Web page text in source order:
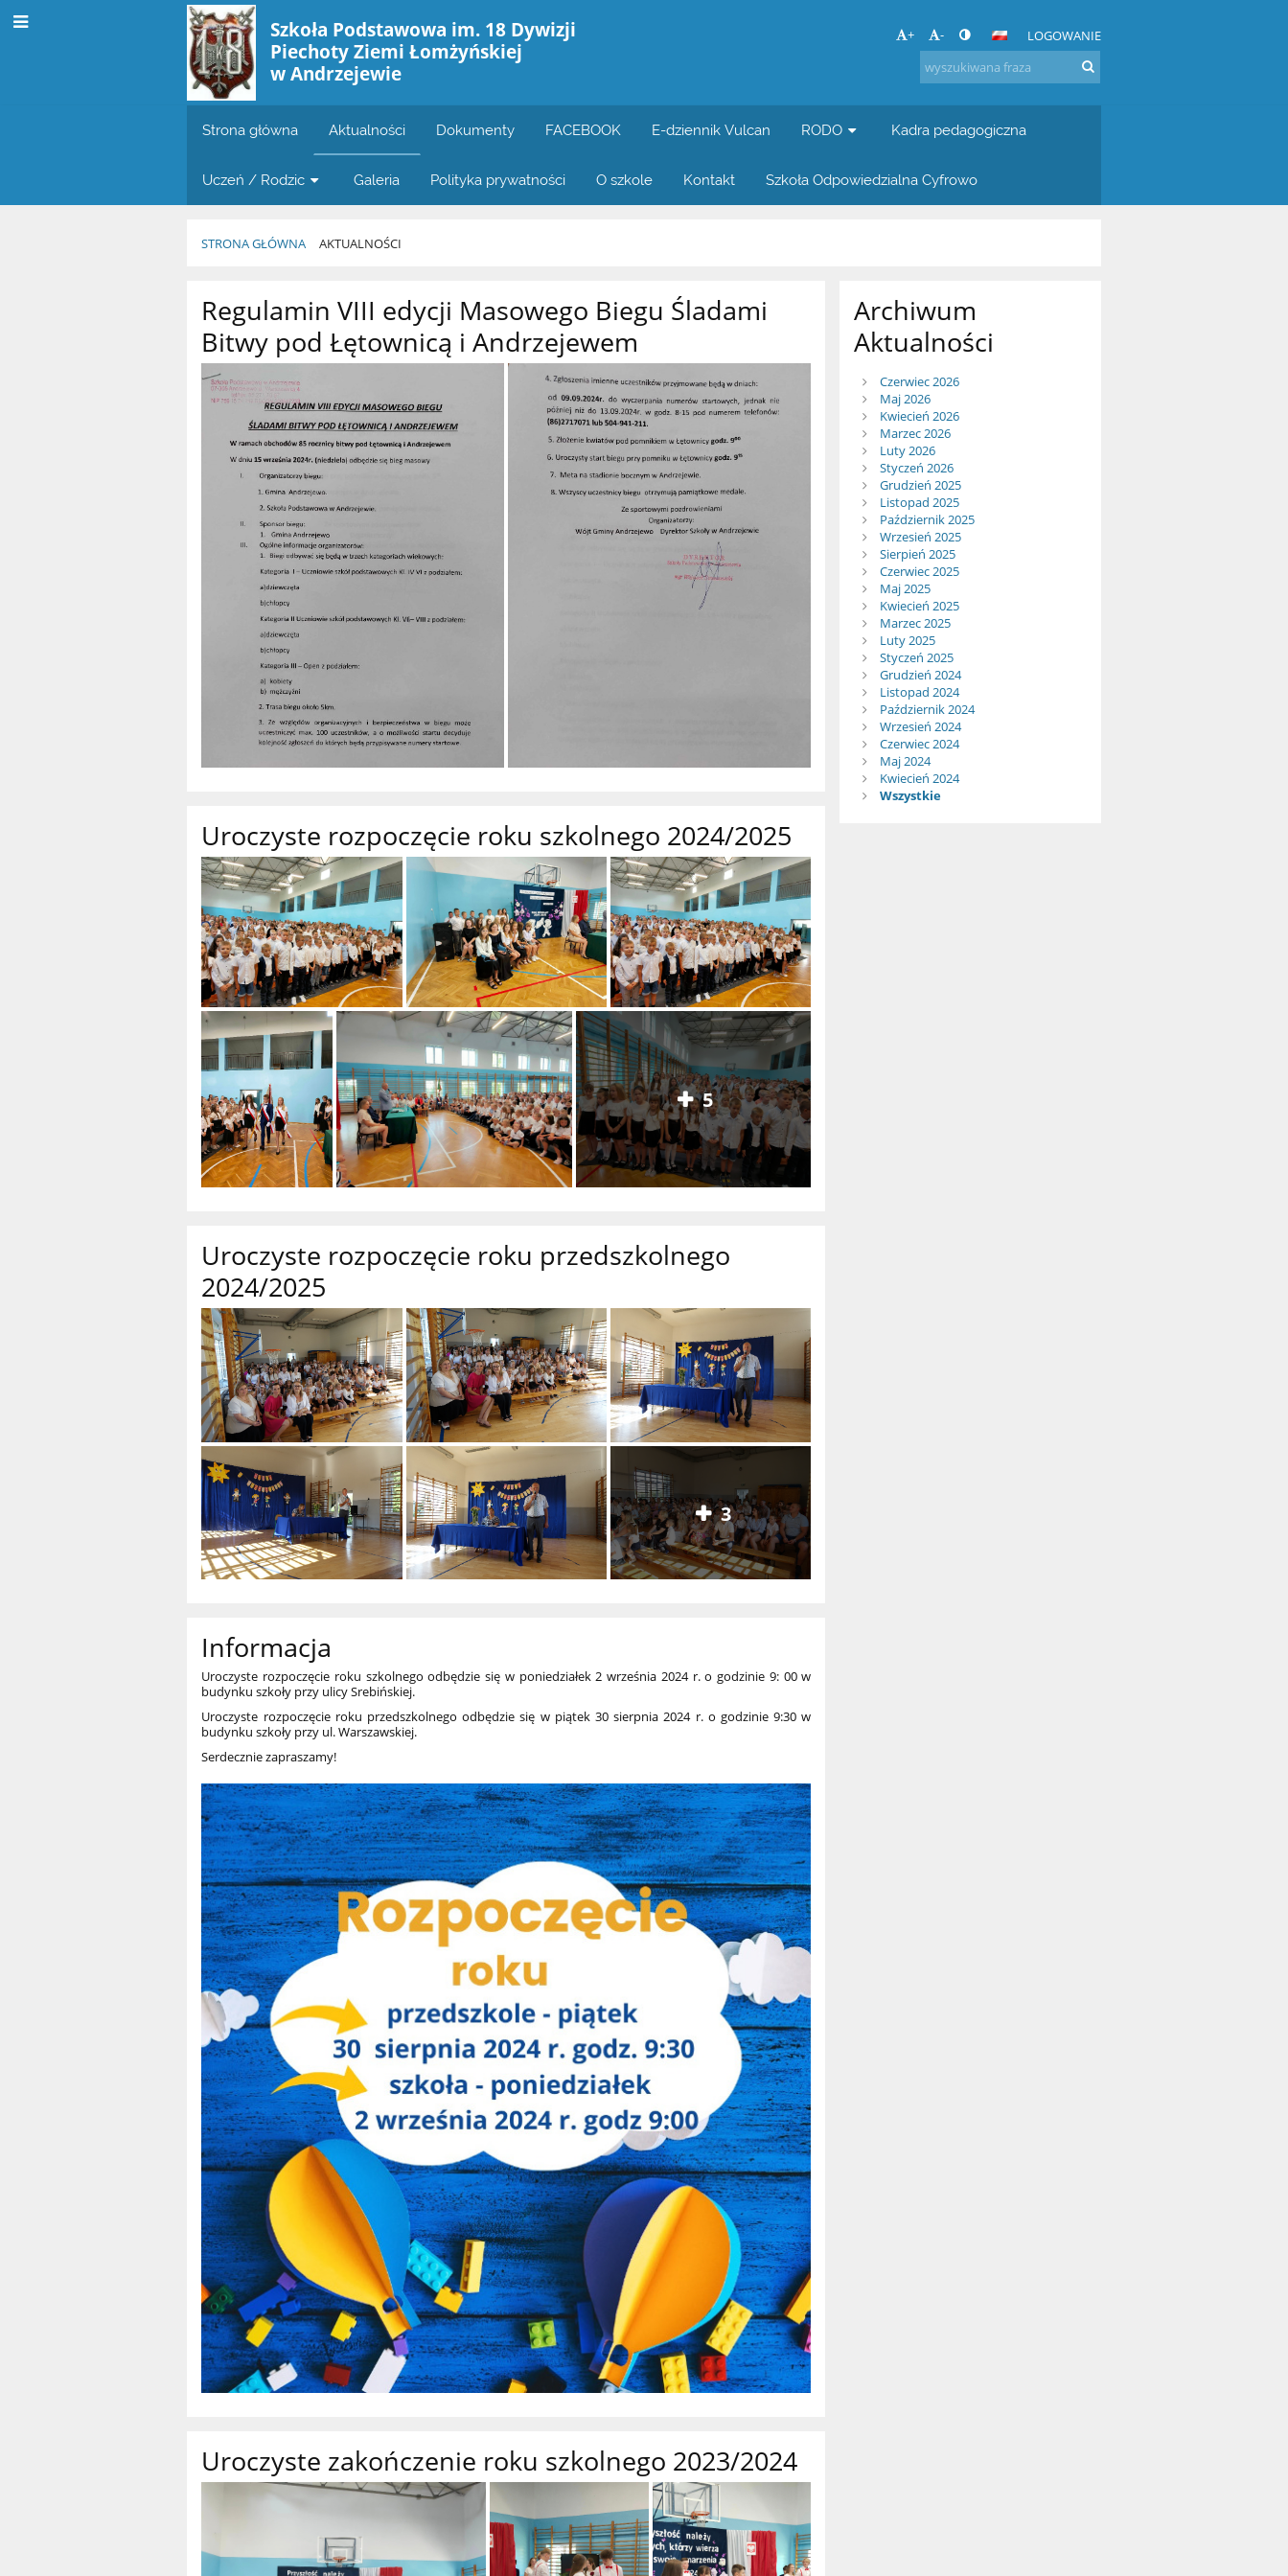
Szkoła Podstawowa im. 18 Dywizji
Piechoty Ziemi Łomżyńskiej
w Andrzejewie
+ - LOGOWANIE
Strona główna Aktualności Dokumenty FACEBOOK E-dziennik Vulcan RODO Kadra pedagogiczna
Uczeń / Rodzic Galeria Polityka prywatności O szkole Kontakt Szkoła Odpowiedzialna Cyfrowo
STRONA GŁÓWNA AKTUALNOŚCI
Aktualności
Regulamin VIII edycji Masowego Biegu Śladami
Bitwy pod Łętownicą i Andrzejewem
Uroczyste rozpoczęcie roku szkolnego 2024/2025
5
Uroczyste rozpoczęcie roku przedszkolnego
2024/2025
3
Informacja
Uroczyste rozpoczęcie roku szkolnego odbędzie się w poniedziałek 2 września 2024 r. o godzinie 9: 00 w
budynku szkoły przy ulicy Srebińskiej.
Uroczyste rozpoczęcie roku przedszkolnego odbędzie się w piątek 30 sierpnia 2024 r. o godzinie 9:30 w
budynku szkoły przy ul. Warszawskiej.
Serdecznie zapraszamy!
Uroczyste zakończenie roku szkolnego 2023/2024
Archiwum
Aktualności
Czerwiec 2026
Maj 2026
Kwiecień 2026
Marzec 2026
Luty 2026
Styczeń 2026
Grudzień 2025
Listopad 2025
Październik 2025
Wrzesień 2025
Sierpień 2025
Czerwiec 2025
Maj 2025
Kwiecień 2025
Marzec 2025
Luty 2025
Styczeń 2025
Grudzień 2024
Listopad 2024
Październik 2024
Wrzesień 2024
Czerwiec 2024
Maj 2024
Kwiecień 2024
Wszystkie